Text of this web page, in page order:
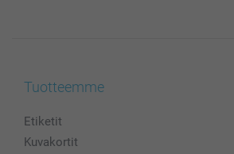
Tuotteemme
Etiketit
Kuvakortit